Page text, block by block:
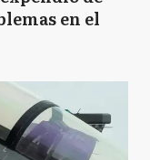
en el